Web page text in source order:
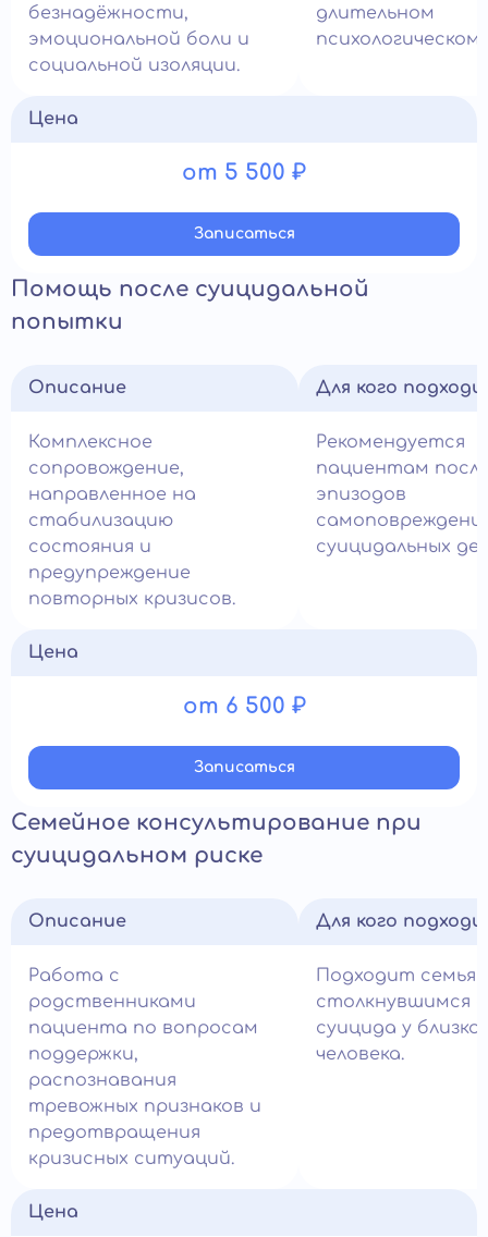
безнадёжности,
эмоциональной боли и
социальной изоляции.
длительном
психологическом
Цена
от 5 500 ₽
Записатьcя
Помощь после суицидальной
попытки
Описание
Комплексное
сопровождение,
направленное на
стабилизацию
состояния и
предупреждение
повторных кризисов.
Для кого
Рекомендуется
пациентам
эпизодов
суицидальных
Цена
от 6 500 ₽
Записатьcя
Семейное консультирование при
суицидальном риске
Описание
Работа с
родственниками
пациента по вопросам
поддержки,
распознавания
тревожных признаков и
предотвращения
кризисных ситуаций.
Для кого
Подходит
столкнувшимся с
суицида у
человека.
Цена